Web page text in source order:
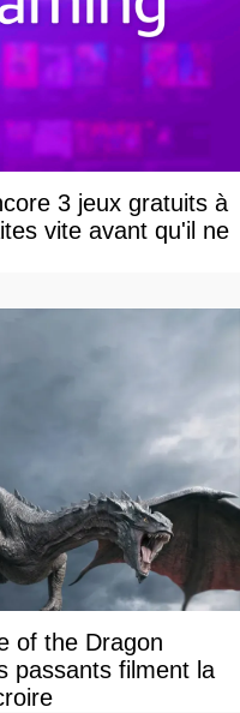
3 jeux gratuits à
vite avant qu'il ne
of the Dragon
passants filment la